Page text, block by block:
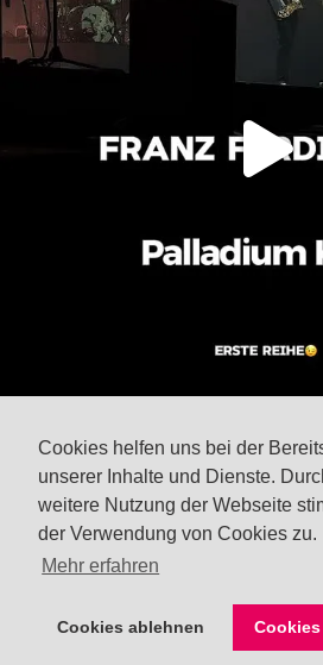
Cookies helfen uns bei der
unserer Inhalte und Dienste.
weitere Nutzung der Webseite
der Verwendung von Cookies zu.
Mehr erfahren
Cookies ablehnen
Impressum